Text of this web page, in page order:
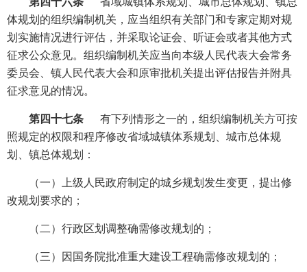
体规划的组织编制机关，应当组织有关部门和专家定期对规
划实施情况进行评估，并采取论证会、听证会或者其他方式
征求公众意见。组织编制机关应当向本级人民代表大会常务
委员会、镇人民代表大会和原审批机关提出评估报告并附具
征求意见的情况。
第四十七条
有下列情形之一的，组织编制机关方可按
照规定的权限和程序修改省域城镇体系规划、城市总体规
划、镇总体规划：
（一）上级人民政府制定的城乡规划发生变更，提出修
改规划要求的；
（二）行政区划调整确需修改规划的；
（三）因国务院批准重大建设工程确需修改规划的；